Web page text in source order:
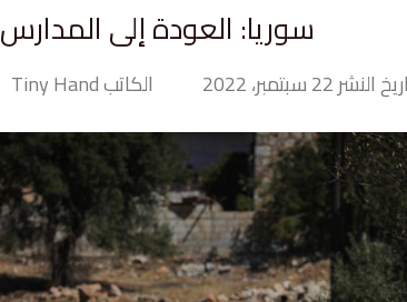
سوريا: العودة إلى المدارس
النشر 22 سبتمبر، 2022 الكاتب Tiny Hand